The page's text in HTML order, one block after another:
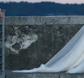
TV
PRINCIPATO
DI
MONACO